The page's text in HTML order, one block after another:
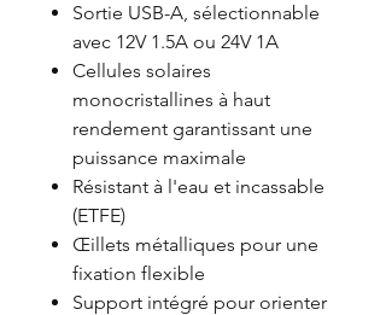
Sortie USB-A, sélectionnable
avec 12V 1.5A ou 24V 1A
Cellules solaires
monocristallines à haut
rendement garantissant une
puissance maximale
Résistant à l'eau et incassable
(ETFE)
Œillets métalliques pour une
fixation flexible
Support intégré pour orienter